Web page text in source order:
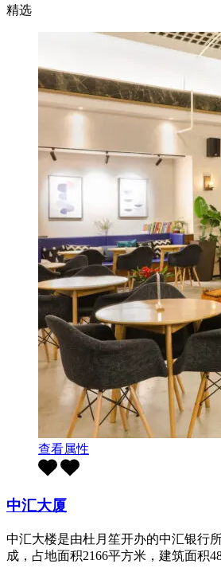
精选
查看属性
中汇大厦
中汇大楼是由杜月笙开办的中汇银行
成，占地面积2166平方米，建筑面积